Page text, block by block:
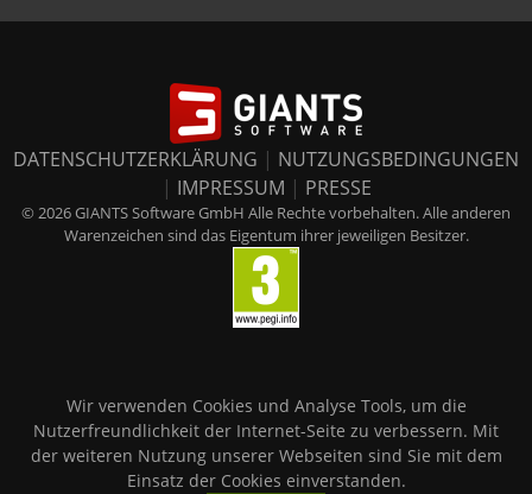
DATENSCHUTZERKLÄRUNG | NUTZUNGSBEDINGUNGEN
| IMPRESSUM | PRESSE
© 2026 GIANTS Software GmbH Alle Rechte vorbehalten. Alle anderen
Warenzeichen sind das Eigentum ihrer jeweiligen Besitzer.
Wir verwenden Cookies und Analyse Tools, um die
Nutzerfreundlichkeit der Internet-Seite zu verbessern. Mit
der weiteren Nutzung unserer Webseiten sind Sie mit dem
Einsatz der Cookies einverstanden.